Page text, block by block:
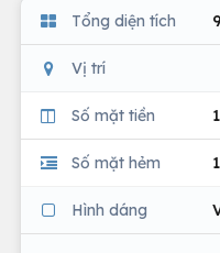
Tổng diện tích
Vị trí
Số mặt tiền
Số mặt hẻm 1
Hình dáng